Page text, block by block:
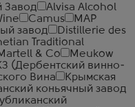
Завод
Alvisa Alcohol
Camus
MAP
завод
Distillerie des
Traditional
& Co
Meukow
(Дербентский винно-
Вина
Крымская
коньячный завод